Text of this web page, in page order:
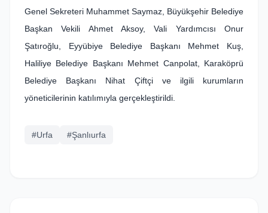
Genel Sekreteri Muhammet Saymaz, Büyükşehir Belediye
Başkan Vekili Ahmet Aksoy, Vali Yardımcısı Onur
Şatıroğlu, Eyyübiye Belediye Başkanı Mehmet Kuş,
Haliliye Belediye Başkanı Mehmet Canpolat, Karaköprü
Belediye Başkanı Nihat Çiftçi ve ilgili kurumların
yöneticilerinin katılımıyla gerçekleştirildi.
#Urfa #Şanlıurfa